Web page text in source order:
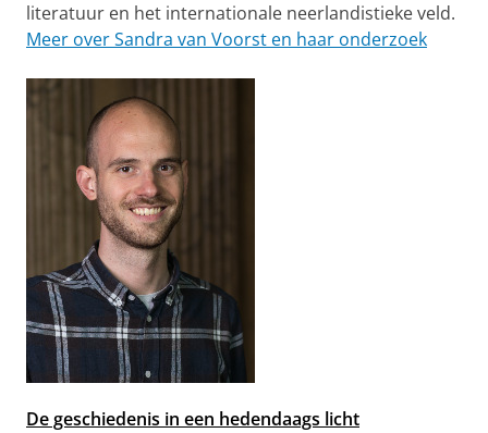
literatuur en het internationale neerlandistieke veld.
Meer over Sandra van Voorst en haar onderzoek
De geschiedenis in een hedendaags licht